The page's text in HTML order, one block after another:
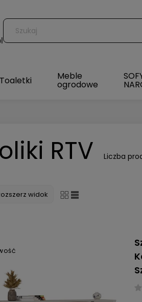
Toaletki Meble
ogrodowe
RTV Liczba
widok